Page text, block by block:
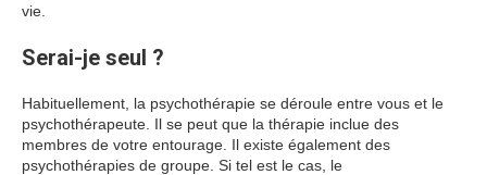
vie.
Serai-je seul ?
Habituellement, la psychothérapie se déroule entre vous et le
psychothérapeute. Il se peut que la thérapie inclue des
membres de votre entourage. Il existe également des
psychothérapies de groupe. Si tel est le cas, le